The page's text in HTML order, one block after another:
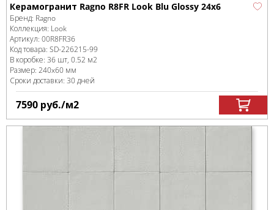
Керамогранит Ragno R8FR Look Blu Glossy 24x6
Бренд: Ragno
Коллекция: Look
Артикул: 00R8FR36
Код товара: SD-226215-99
В коробке: 36 шт, 0.52 м2
Размер: 240x60 мм
Сроки доставки: 30 дней
7590 руб./м2